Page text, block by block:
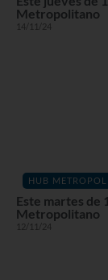
Metropolitano
14/11/24
HUB
Este martes de
Metropolitano
12/11/24